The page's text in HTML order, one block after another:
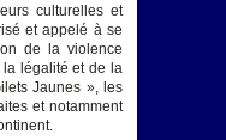
culturelles et
et appelé à se
de la violence
la légalité et de la
Jaunes », les
et notamment